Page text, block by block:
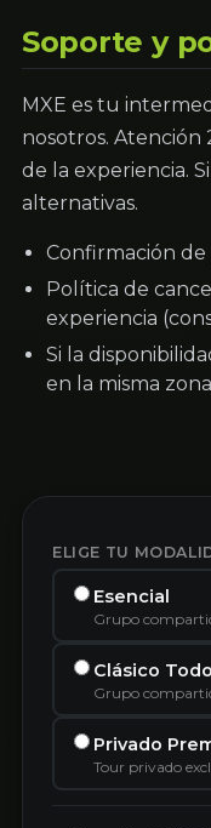
Soporte y
MXE es tu
nosotros. Atención
de la experiencia.
alternativas.
Confirmación
Política de
experiencia
Si la
en la misma zona
ELIGE TU
Esencial
Grupo
Clásico
Grupo
Privado
Tour privado